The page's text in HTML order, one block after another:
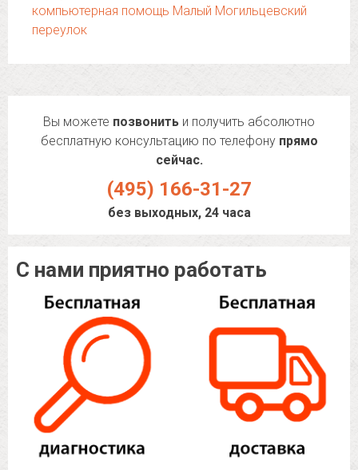
компьютерная помощь Малый Могильцевский
переулок
Вы можете позвонить и получить абсолютно
бесплатную консультацию по телефону прямо
сейчас.
(495) 166-31-27
без выходных, 24 часа
С нами приятно работать